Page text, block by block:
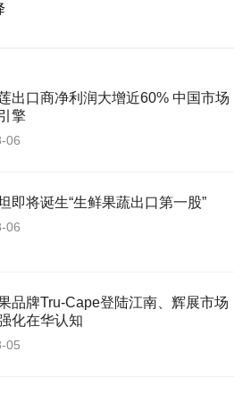
出口商净利润大增近60% 中国市场
擎
06
即将诞生“生鲜果蔬出口第一股”
06
品牌Tru-Cape登陆江南、辉展市场
化在华认知
05